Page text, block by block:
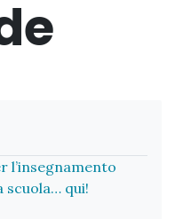
l’insegnamento
scuola… qui!